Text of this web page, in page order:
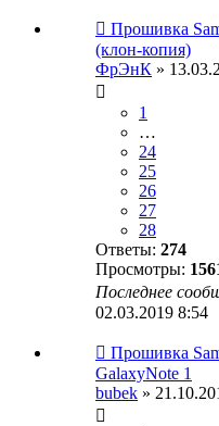
Прошивка
(клон-копия)
ФрЭнК »
1
…
24
25
26
27
28
Ответы: 274
Просмотры:
Последнее
02.03.2019 8:54
Прошивка
GalaxyNote 1
bubek »